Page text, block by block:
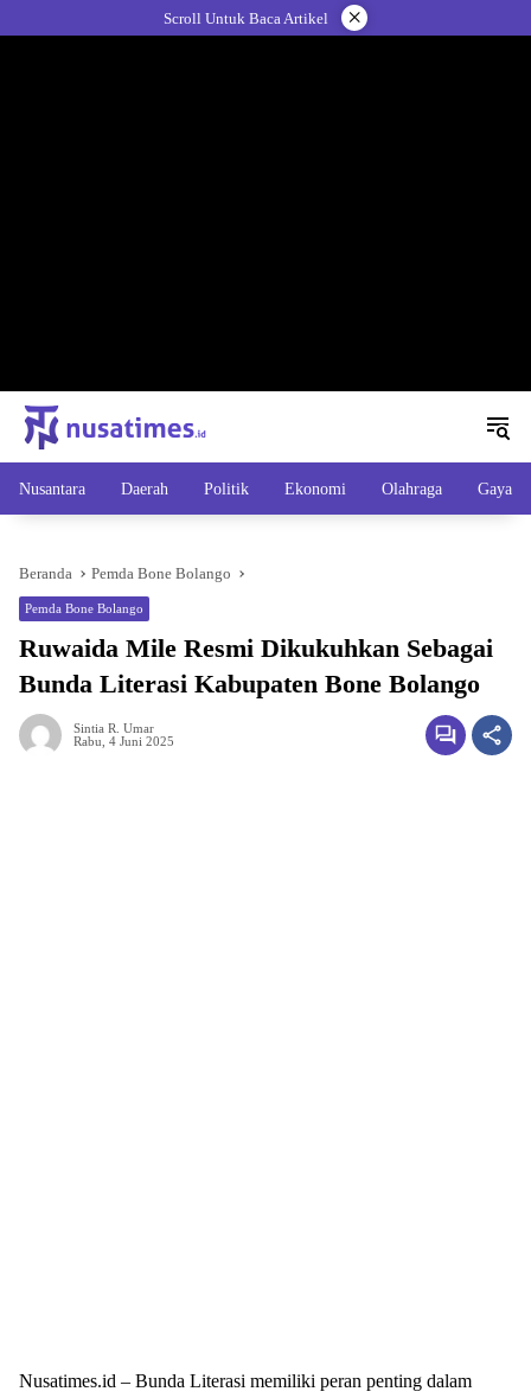
ke
Scroll Untuk Baca Artikel ×
Nusantara Daerah Politik Ekonomi Olahraga Gaya
Beranda Pemda Bone Bolango
Pemda Bone Bolango
Ruwaida Mile Resmi Dikukuhkan Sebagai
Bunda Literasi Kabupaten Bone Bolango
Sintia R. Umar
Rabu, 4 Juni 2025
Nusatimes.id – Bunda Literasi memiliki peran penting dalam